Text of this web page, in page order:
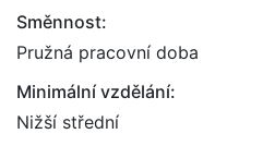
Směnnost:
Pružná pracovní doba
Minimální vzdělání:
Nižší střední